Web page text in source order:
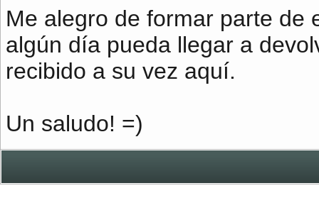
Me alegro de formar parte de
algún día pueda llegar a
recibido a su vez aquí.
Un saludo! =)